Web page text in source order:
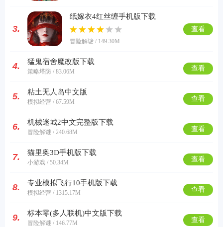
3.
纸嫁衣4红丝缠手机版下载
冒险解谜 / 149.30M
查看
4. 猛鬼宿舍魔改版下载
策略塔防 / 83.06M 查看
5. 粘土无人岛中文版
模拟经营 / 67.59M 查看
6. 机械迷城2中文完整版下载
冒险解谜 / 240.68M 查看
7. 猫里奥3D手机版下载
小游戏 / 50.34M 查看
8. 专业模拟飞行10手机版下载
模拟经营 / 1315.17M 查看
9. 标本零(多人联机)中文版下载
冒险解谜 / 146.77M 查看